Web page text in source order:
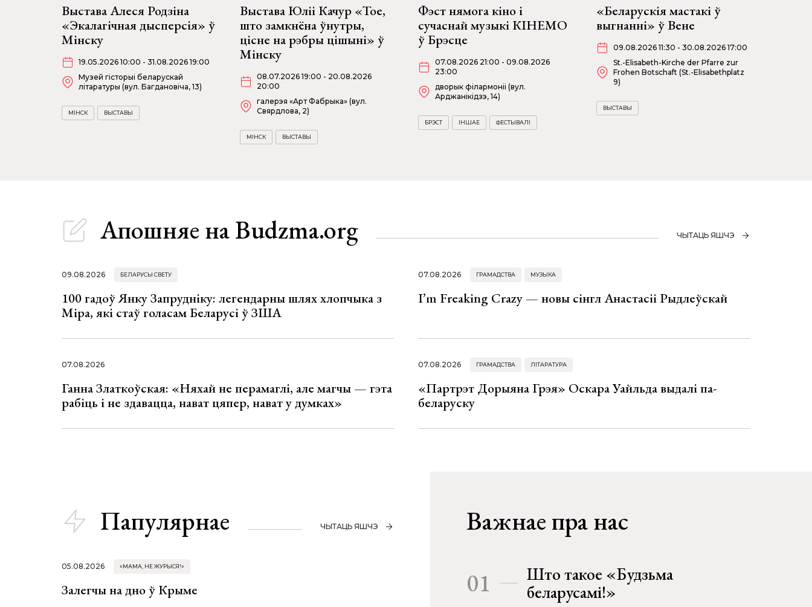
Выстава Алеся Родзіна
«Экалагічная дысперсія» ў
Мінску
19.05.2026 10:00 - 31.08.2026 19:00
Музей гісторыі беларускай
літаратуры (вул. Багдановіча, 13)
МІНСК ВЫСТАВЫ
Выстава Юліі Качур «Тое,
што замкнёна ўнутры,
цісне на рэбры цішыні» ў
Мінску
08.07.2026 19:00 - 20.08.2026
20:00
галерэя «Арт Фабрыка» (вул.
Свярдлова, 2)
МІНСК ВЫСТАВЫ
Фэст нямога кіно і
сучаснай музыкі КІНЕМО
ў Брэсце
07.08.2026 21:00 - 09.08.2026
23:00
дворык філармоніі (вул.
Арджанікідзэ, 14)
БРЭСТ ІНШАЕ ФЕСТЫВАЛІ
«Беларускія мастакі ў
выгнанні» ў Вене
09.08.2026 11:30 - 30.08.2026 17:00
St.-Elisabeth-Kirche der Pfarre zur
Frohen Botschaft (St.-Elisabethplatz
9)
ВЫСТАВЫ
Апошняе на Budzma.org ЧЫТАЦЬ ЯШЧЭ
09.08.2026 БЕЛАРУСЫ СВЕТУ
100 гадоў Янку Запрудніку: легендарны шлях хлопчыка з
Міра, які стаў голасам Беларусі ў ЗША
07.08.2026 ГРАМАДСТВА МУЗЫКА
I’m Freaking Crazy — новы сінгл Анастасіі Рыдлеўскай
07.08.2026
Ганна Златкоўская: «Няхай не перамаглі, але магчы — гэта
рабіць і не здавацца, нават цяпер, нават у думках»
07.08.2026 ГРАМАДСТВА ЛІТАРАТУРА
«Партрэт Дорыяна Грэя» Оскара Уайльда выдалі па-
беларуску
Папулярнае ЧЫТАЦЬ ЯШЧЭ
05.08.2026 «МАМА, НЕ ЖУРЫСЯ!»
Залегчы на дно ў Крыме
Важнае пра нас
01
Што такое «Будзьма
беларусамі!»